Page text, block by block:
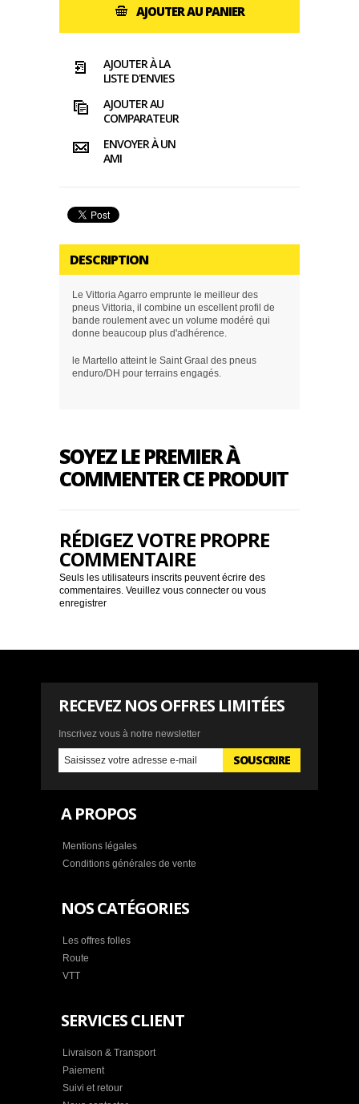
AJOUTER AU PANIER
AJOUTER À LA
LISTE D'ENVIES
AJOUTER AU
COMPARATEUR
ENVOYER À UN
AMI
DESCRIPTION
Le Vittoria Agarro emprunte le meilleur des
pneus Vittoria, il combine un escellent profil de
bande roulement avec un volume modéré qui
donne beaucoup plus d'adhérence.
le Martello atteint le Saint Graal des pneus
enduro/DH pour terrains engagés.
SOYEZ LE PREMIER À
COMMENTER CE PRODUIT
RÉDIGEZ VOTRE PROPRE
COMMENTAIRE
Seuls les utilisateurs inscrits peuvent écrire des
commentaires. Veuillez vous connecter ou vous
enregistrer
RECEVEZ NOS OFFRES LIMITÉES
Inscrivez vous à notre newsletter
SOUSCRIRE
A PROPOS
Mentions légales
Conditions générales de vente
NOS CATÉGORIES
Les offres folles
Route
VTT
SERVICES CLIENT
Livraison & Transport
Paiement
Suivi et retour